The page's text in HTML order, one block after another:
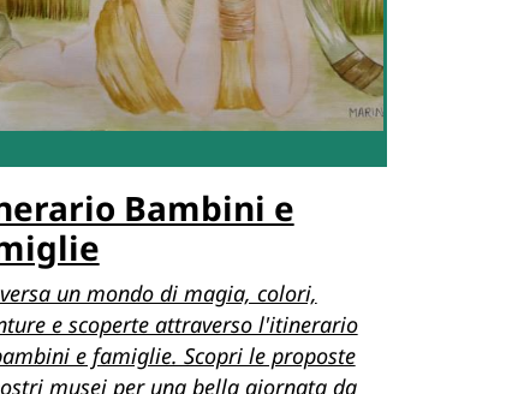
Bambini e
un mondo di magia, colori,
e scoperte attraverso l'itinerario
e famiglie. Scopri le proposte
musei per una bella giornata da